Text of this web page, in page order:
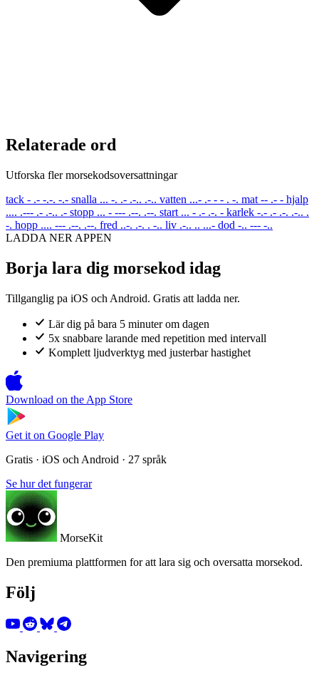
Relaterade ord
Utforska fler morsekodsoversattningar
tack - .- -.-. -.- snalla ... -. .- .-.. .-.. vatten ...- .- - - . -. mat -- .- - hjalp
.... .--- .- .-.. .- stopp ... - --- .--. .--. start ... - .- .-. - karlek -.- .- .-. .-.. .
-. hopp .... --- .--. .--. fred ..-. .-. . -.. liv .-.. .. ...- dod -.. --- -..
LADDA NER APPEN
Borja lara dig morsekod idag
Tillganglig pa iOS och Android. Gratis att ladda ner.
Lär dig på bara 5 minuter om dagen
5x snabbare larande med repetition med intervall
Komplett ljudverktyg med justerbar hastighet
Download on the App Store
Get it on Google Play
Gratis · iOS och Android · 27 språk
Se hur det fungerar
MorseKit
Den premiuma plattformen for att lara sig och oversatta morsekod.
Följ
Navigering